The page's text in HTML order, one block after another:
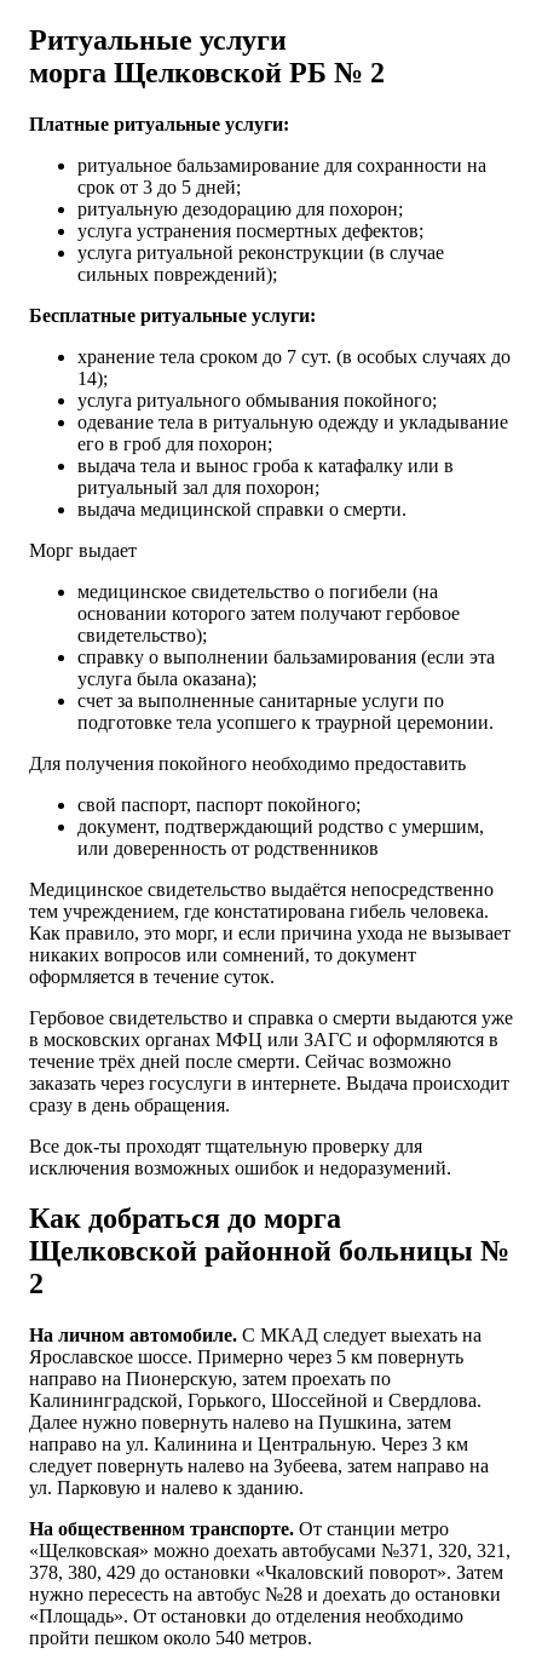
Ритуальные услуги
морга Щелковской РБ № 2
Платные ритуальные услуги:
ритуальное бальзамирование для сохранности на
срок от 3 до 5 дней;
ритуальную дезодорацию для похорон;
услуга устранения посмертных дефектов;
услуга ритуальной реконструкции (в случае
сильных повреждений);
Бесплатные ритуальные услуги:
хранение тела сроком до 7 сут. (в особых случаях до
14);
услуга ритуального обмывания покойного;
одевание тела в ритуальную одежду и укладывание
его в гроб для похорон;
выдача тела и вынос гроба к катафалку или в
ритуальный зал для похорон;
выдача медицинской справки о смерти.
Морг выдает​
медицинское свидетельство о погибели (на
основании которого затем получают гербовое
свидетельство);
справку о выполнении бальзамирования (если эта
услуга была оказана);
счет за выполненные санитарные услуги по
подготовке тела усопшего к траурной церемонии.
Для получения покойного необходимо предоставить
свой паспорт, паспорт покойного;
документ, подтверждающий родство с умершим,
или доверенность от родственников
Медицинское свидетельство выдаётся непосредственно
тем учреждением, где констатирована гибель человека.
Как правило, это морг, и если причина ухода не вызывает
никаких вопросов или сомнений, то документ
оформляется в течение суток.
Гербовое свидетельство и справка о смерти выдаются уже
в московских органах МФЦ или ЗАГС и оформляются в
течение трёх дней после смерти. Сейчас возможно
заказать через госуслуги в интернете. Выдача происходит
сразу в день обращения.
Все док-ты проходят тщательную проверку для
исключения возможных ошибок и недоразумений.
Как добраться до морга
Щелковской районной больницы №
2
На личном автомобиле. С МКАД следует выехать на
Ярославское шоссе. Примерно через 5 км повернуть
направо на Пионерскую, затем проехать по
Калининградской, Горького, Шоссейной и Свердлова.
Далее нужно повернуть налево на Пушкина, затем
направо на ул. Калинина и Центральную. Через 3 км
следует повернуть налево на Зубеева, затем направо на
ул. Парковую и налево к зданию.
На общественном транспорте. От станции метро
«Щелковская» можно доехать автобусами №371, 320, 321,
378, 380, 429 до остановки «Чкаловский поворот». Затем
нужно пересесть на автобус №28 и доехать до остановки
«Площадь». От остановки до отделения необходимо
пройти пешком около 540 метров.